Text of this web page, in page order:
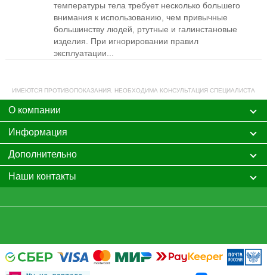
температуры тела требует несколько большего
внимания к использованию, чем привычные
большинству людей, ртутные и галинстановые
изделия. При игнорировании правил
эксплуатации...
ИМЕЮТСЯ ПРОТИВОПОКАЗАНИЯ. НЕОБХОДИМА КОНСУЛЬТАЦИЯ СПЕЦИАЛИСТА
О компании
Информация
Дополнительно
Наши контакты